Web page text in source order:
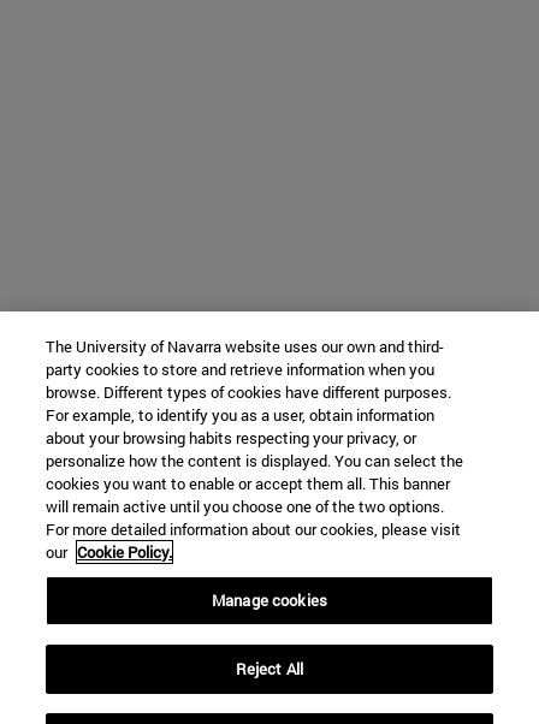
The University of Navarra website uses our own and third-
party cookies to store and retrieve information when you
browse. Different types of cookies have different purposes.
For example, to identify you as a user, obtain information
about your browsing habits respecting your privacy, or
personalize how the content is displayed. You can select the
cookies you want to enable or accept them all. This banner
will remain active until you choose one of the two options.
For more detailed information about our cookies, please visit
our Cookie Policy.
Manage cookies
Reject All